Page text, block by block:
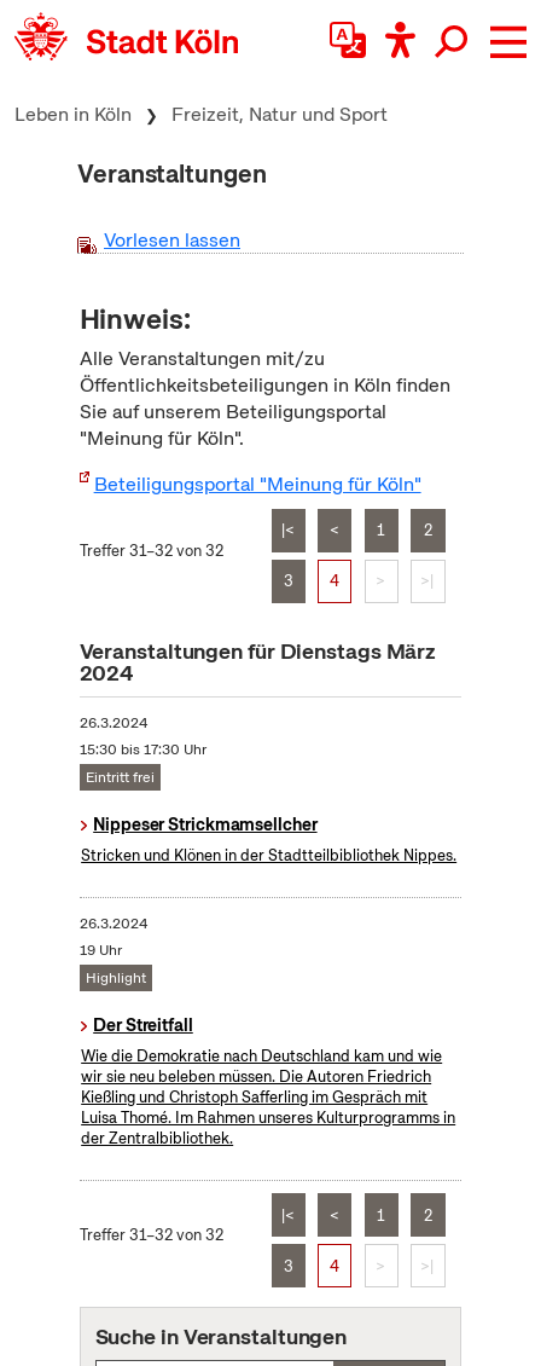
zum Inhalt springen
Leben in Köln Freizeit, Natur und Sport
Veranstaltungen
Vorlesen lassen
Hinweis:
Alle Veranstaltungen mit/zu
Öffentlichkeitsbeteiligungen in Köln finden
Sie auf unserem Beteiligungsportal
"Meinung für Köln".
Beteiligungsportal "Meinung für Köln"
Treffer 31–32 von 32
|< < 1 2
3 4 > >|
Veranstaltungen für Dienstags März
2024
26.3.2024
15:30 bis 17:30 Uhr
Eintritt frei
Nippeser Strickmamsellcher
Stricken und Klönen in der Stadtteilbibliothek Nippes.
26.3.2024
19 Uhr
Highlight
Der Streitfall
Wie die Demokratie nach Deutschland kam und wie
wir sie neu beleben müssen. Die Autoren Friedrich
Kießling und Christoph Safferling im Gespräch mit
Luisa Thomé. Im Rahmen unseres Kulturprogramms in
der Zentralbibliothek.
Treffer 31–32 von 32
|< < 1 2
3 4 > >|
Suche in Veranstaltungen